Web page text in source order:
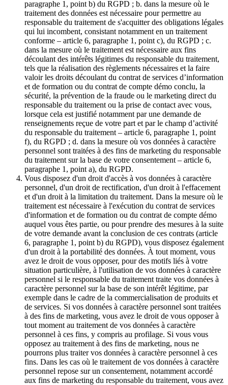
paragraphe 1, point b) du RGPD ; b. dans la mesure où le
traitement des données est nécessaire pour permettre au
responsable du traitement de s'acquitter des obligations légales
qui lui incombent, consistant notamment en un traitement
conforme – article 6, paragraphe 1, point c), du RGPD ; c.
dans la mesure où le traitement est nécessaire aux fins
découlant des intérêts légitimes du responsable du traitement,
tels que la réalisation des règlements nécessaires et la faire
valoir les droits découlant du contrat de services d’information
et de formation ou du contrat de compte démo conclu, la
sécurité, la prévention de la fraude ou le marketing direct du
responsable du traitement ou la prise de contact avec vous,
lorsque cela est justifié notamment par une demande de
renseignements reçue de votre part et par le champ d’activité
du responsable du traitement – article 6, paragraphe 1, point
f), du RGPD ; d. dans la mesure où vos données à caractère
personnel sont traitées à des fins de marketing du responsable
du traitement sur la base de votre consentement – article 6,
paragraphe 1, point a), du RGPD.
Vous disposez d'un droit d'accès à vos données à caractère
personnel, d'un droit de rectification, d'un droit à l'effacement
et d'un droit à la limitation du traitement. Dans la mesure où le
traitement est nécessaire à l'exécution du contrat de services
d'information et de formation ou du contrat de compte démo
auquel vous êtes partie, ou pour prendre des mesures à la suite
de votre demande avant la conclusion de ces contrats (article
6, paragraphe 1, point b) du RGPD), vous disposez également
d'un droit à la portabilité des données. À tout moment, vous
avez le droit de vous opposer, pour des motifs liés à votre
situation particulière, à l'utilisation de vos données à caractère
personnel si le responsable du traitement traite vos données à
caractère personnel sur la base de son intérêt légitime, par
exemple dans le cadre de la commercialisation de produits et
de services. Si vos données à caractère personnel sont traitées
à des fins de marketing, vous avez le droit de vous opposer à
tout moment au traitement de vos données à caractère
personnel à ces fins, y compris au profilage. Si vous vous
opposez au traitement à des fins de marketing, nous ne
pourrons plus traiter vos données à caractère personnel à ces
fins. Dans les cas où le traitement de vos données à caractère
personnel repose sur un consentement, notamment accordé
aux fins de marketing du responsable du traitement, vous avez